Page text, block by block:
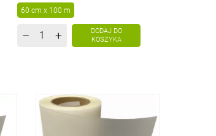
60 cm x 100 m
– +
DODAJ DO
KOSZYKA